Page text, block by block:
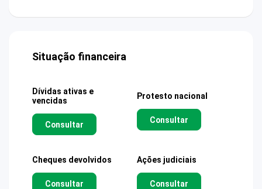
Situação financeira
Dívidas ativas e
vencidas
Consultar
Protesto nacional
Consultar
Cheques devolvidos
Consultar
Ações judiciais
Consultar